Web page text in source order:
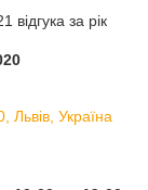
відгука за рік
Львів, Україна